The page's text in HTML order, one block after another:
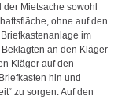
Mietsache sowohl
ohne auf den
im
an den Kläger
Kläger auf den
hin und
zu sorgen. Auf den